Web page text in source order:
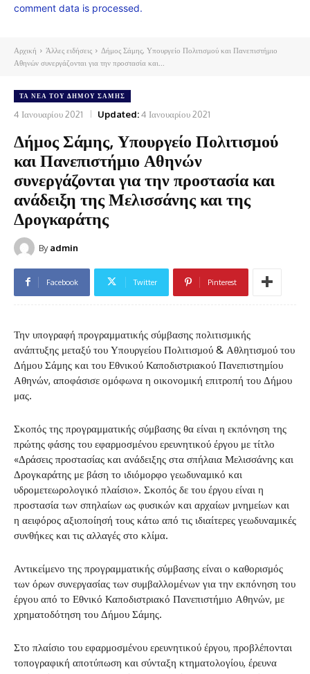
comment data is processed.